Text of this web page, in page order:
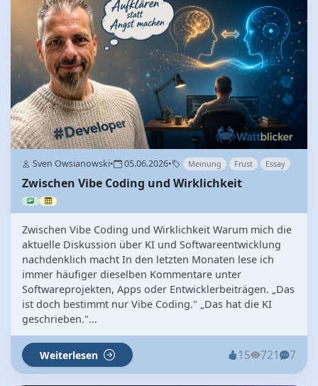
Sven Owsianowski• 05.06.2026• Meinung Frust Essay
Zwischen Vibe Coding und Wirklichkeit
Zwischen Vibe Coding und Wirklichkeit Warum mich die
aktuelle Diskussion über KI und Softwareentwicklung
nachdenklich macht In den letzten Monaten lese ich
immer häufiger dieselben Kommentare unter
Softwareprojekten, Apps oder Entwicklerbeiträgen. „Das
ist doch bestimmt nur Vibe Coding." „Das hat die KI
geschrieben."...
Weiterlesen 15 721 7